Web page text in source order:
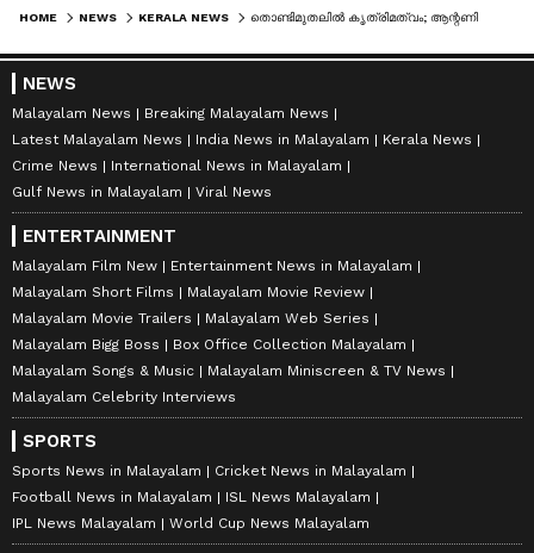
HOME NEWS KERALA NEWS
NEWS
Malayalam News
Breaking Malayalam News
Latest Malayalam News
India News in Malayalam
Kerala News
Crime News
International News in Malayalam
Gulf News in Malayalam
Viral News
ENTERTAINMENT
Malayalam Film New
Entertainment News in Malayalam
Malayalam Short Films
Malayalam Movie Review
Malayalam Movie Trailers
Malayalam Web Series
Malayalam Bigg Boss
Box Office Collection Malayalam
Malayalam Songs & Music
Malayalam Miniscreen & TV News
Malayalam Celebrity Interviews
SPORTS
Sports News in Malayalam
Cricket News in Malayalam
Football News in Malayalam
ISL News Malayalam
IPL News Malayalam
World Cup News Malayalam